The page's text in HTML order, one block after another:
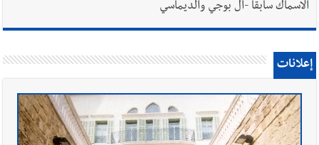
الاسماك سابقا -آل بوجي والديماسي
إعلانات